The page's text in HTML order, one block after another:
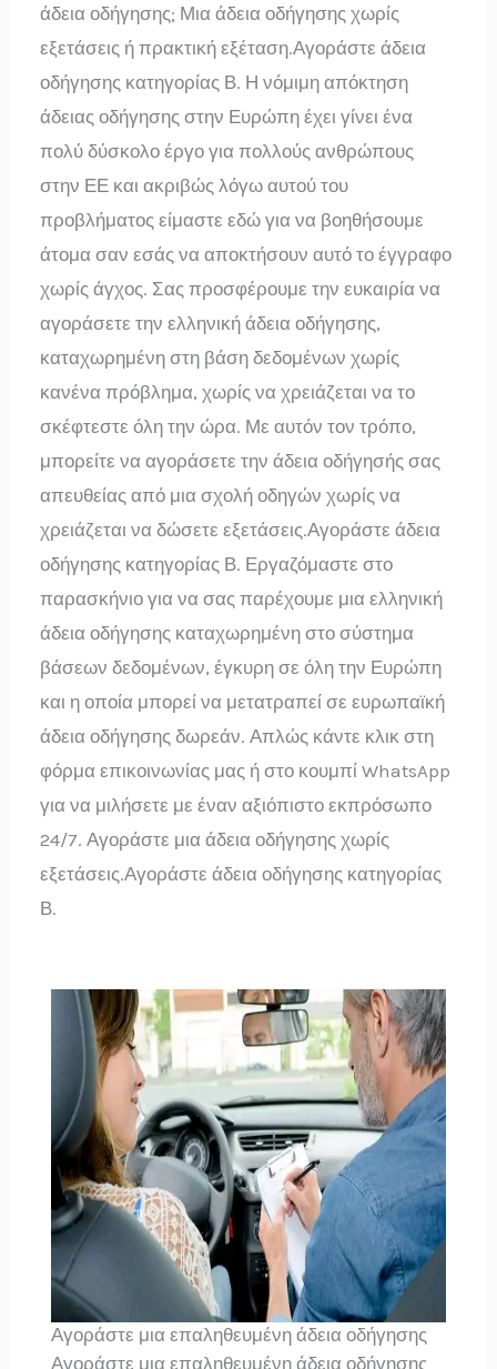
άδεια οδήγησης; Μια άδεια οδήγησης χωρίς
εξετάσεις ή πρακτική εξέταση.Αγοράστε άδεια
οδήγησης κατηγορίας Β. Η νόμιμη απόκτηση
άδειας οδήγησης στην Ευρώπη έχει γίνει ένα
πολύ δύσκολο έργο για πολλούς ανθρώπους
στην ΕΕ και ακριβώς λόγω αυτού του
προβλήματος είμαστε εδώ για να βοηθήσουμε
άτομα σαν εσάς να αποκτήσουν αυτό το έγγραφο
χωρίς άγχος. Σας προσφέρουμε την ευκαιρία να
αγοράσετε την ελληνική άδεια οδήγησης,
καταχωρημένη στη βάση δεδομένων χωρίς
κανένα πρόβλημα, χωρίς να χρειάζεται να το
σκέφτεστε όλη την ώρα. Με αυτόν τον τρόπο,
μπορείτε να αγοράσετε την άδεια οδήγησής σας
απευθείας από μια σχολή οδηγών χωρίς να
χρειάζεται να δώσετε εξετάσεις.Αγοράστε άδεια
οδήγησης κατηγορίας Β. Εργαζόμαστε στο
παρασκήνιο για να σας παρέχουμε μια ελληνική
άδεια οδήγησης καταχωρημένη στο σύστημα
βάσεων δεδομένων, έγκυρη σε όλη την Ευρώπη
και η οποία μπορεί να μετατραπεί σε ευρωπαϊκή
άδεια οδήγησης δωρεάν. Απλώς κάντε κλικ στη
φόρμα επικοινωνίας μας ή στο κουμπί WhatsApp
για να μιλήσετε με έναν αξιόπιστο εκπρόσωπο
24/7. Αγοράστε μια άδεια οδήγησης χωρίς
εξετάσεις.Αγοράστε άδεια οδήγησης κατηγορίας
Β.
Αγοράστε μια επαληθευμένη άδεια οδήγησης
Αγοράστε μια επαληθευμένη άδεια οδήγησης